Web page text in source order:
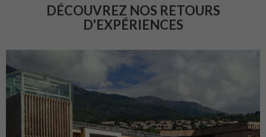
DÉCOUVREZ NOS RETOURS
D'EXPÉRIENCES